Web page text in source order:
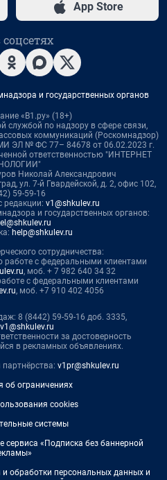
App Store
и государственных органов
«В1.ру» (18+)
службой по надзору в сфере связи,
коммуникаций (Роскомнадзор)
ЭЛ № ФС 77– 84678 от 06.02.2023 г.
ответственностью "ИНТЕРНЕТ
Николай Александрович
ул. 7-й Гвардейской, д. 2, офис 102,
59-59-16
редакции: v1@shkulev.ru
и государственных органов:
help@shkulev.ru
сотрудничества:
с федеральными клиентами
, моб. + 7 982 640 34 32
с федеральными клиентами
, моб. +7 910 402 4056
8 (8442) 59-59-16 доб. 3335,
за достоверность
в рекламных объявлениях.
v1pr@shkulev.ru
ограничениях
cookies
системы
сервиса «Подписка без баннерной
обработки персональных данных и